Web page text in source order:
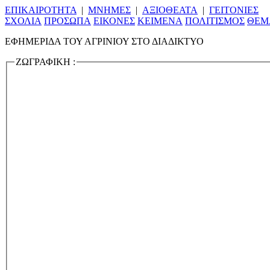
ΕΠΙΚΑΙΡΟΤΗΤΑ | ΜΝΗΜΕΣ | ΑΞΙΟΘΕΑΤΑ | ΓΕΙΤΟΝΙΕΣ
ΣΧΟΛΙΑ ΠΡΟΣΩΠΑ ΕΙΚΟΝΕΣ ΚΕΙΜΕΝΑ ΠΟΛΙΤΙΣΜΟΣ
ΕΦΗΜΕΡΙΔΑ ΤΟΥ ΑΓΡΙΝΙΟΥ ΣΤΟ ΔΙΑΔΙΚΤΥΟ
ΖΩΓΡΑΦΙΚΗ :